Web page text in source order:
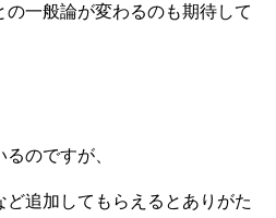
一般論が変わるのも期待して
のですが、
追加してもらえるとありがた